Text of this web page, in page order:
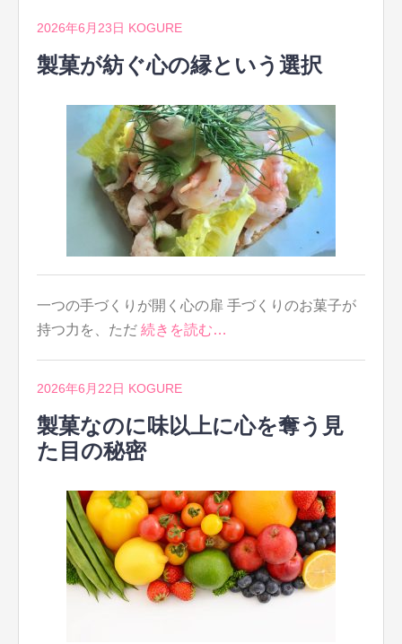
2026年6月23日 KOGURE
製菓が紡ぐ心の縁という選択
一つの手づくりが開く心の扉 手づくりのお菓子が
持つ力を、ただ 続きを読む…
2026年6月22日 KOGURE
製菓なのに味以上に心を奪う見
た目の秘密